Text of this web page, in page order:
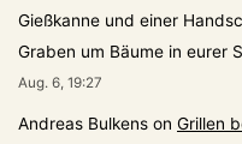
Gießkanne und einer
Graben um Bäume in eurer
Aug. 6, 19:27
Andreas Bulkens on Grillen